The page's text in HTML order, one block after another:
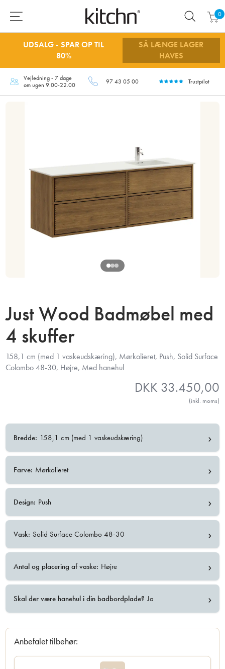
0
UDSALG - SPAR OP TIL
80%
SÅ LÆNGE LAGER
HAVES
Vejledning - 7 dage
om ugen 9.00-22.00
97 43 05 00 Trustpilot
Just Wood Badmøbel med
4 skuffer
158,1 cm (med 1 vaskeudskæring), Mørkolieret, Push, Solid Surface
Colombo 48-30, Højre, Med hanehul
DKK 33.450,00
(inkl. moms)
Bredde: 158,1 cm (med 1 vaskeudskæring) ›
Farve: Mørkolieret ›
Design: Push ›
Vask: Solid Surface Colombo 48-30 ›
Antal og placering af vaske: Højre ›
Skal der være hanehul i din badbordplade? Ja ›
Anbefalet tilbehør: